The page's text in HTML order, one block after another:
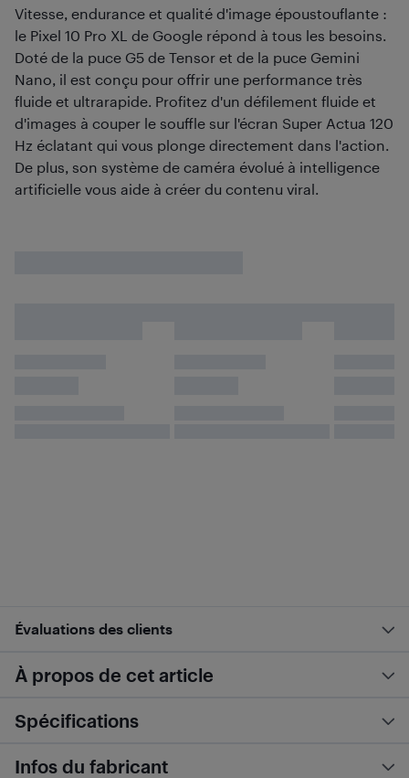
Vitesse, endurance et qualité d'image époustouflante :
le Pixel 10 Pro XL de Google répond à tous les besoins.
Doté de la puce G5 de Tensor et de la puce Gemini
Nano, il est conçu pour offrir une performance très
fluide et ultrarapide. Profitez d'un défilement fluide et
d'images à couper le souffle sur l'écran Super Actua 120
Hz éclatant qui vous plonge directement dans l'action.
De plus, son système de caméra évolué à intelligence
artificielle vous aide à créer du contenu viral.
Évaluations des clients
À propos de cet article
Spécifications
Infos du fabricant